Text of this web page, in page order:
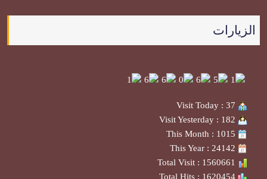
الزيارات